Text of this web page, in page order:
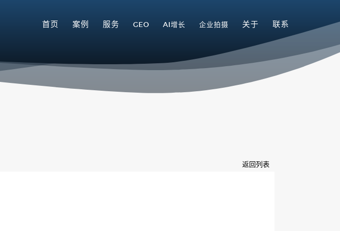
首页 案例 服务 GEO AI增长 企业拍摄 关于 联系
返回列表